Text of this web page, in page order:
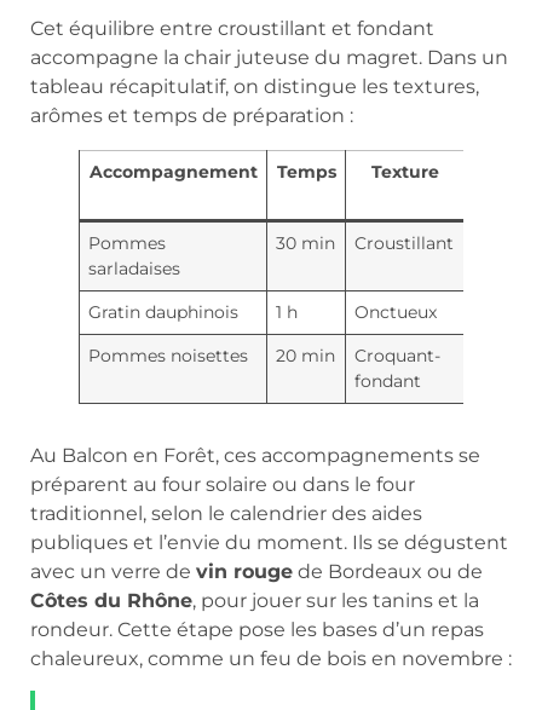
Cet équilibre entre croustillant et fondant
accompagne la chair juteuse du magret. Dans un
tableau récapitulatif, on distingue les textures,
arômes et temps de préparation :
Accompagnement Temps Texture
Pommes
sarladaises
30 min Croustillant
Gratin dauphinois 1 h Onctueux
Pommes noisettes
20 min
Croquant-
fondant
Au Balcon en Forêt, ces accompagnements se
préparent au four solaire ou dans le four
traditionnel, selon le calendrier des aides
publiques et l’envie du moment. Ils se dégustent
avec un verre de vin rouge de Bordeaux ou de
Côtes du Rhône, pour jouer sur les tanins et la
rondeur. Cette étape pose les bases d’un repas
chaleureux, comme un feu de bois en novembre :